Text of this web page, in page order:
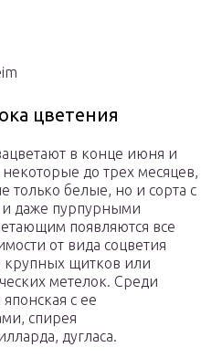
цветения
в конце июня и
до трех месяцев,
только белые, но и сорта с
даже пурпурными
появляются все
от вида соцветия
щитков или
метелок. Среди
с ее
спирея
дугласа.